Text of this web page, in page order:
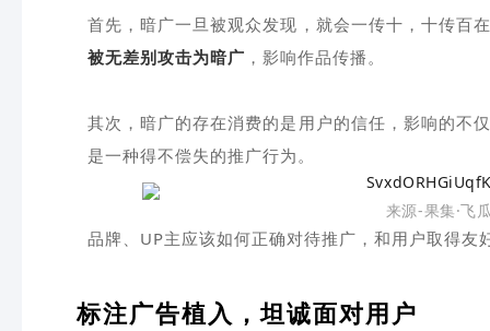
首先，暗广一旦被观众发现，就会一传十，十传百
被无差别攻击为暗广 ，影响作品传播。
其次，暗广的存在消费的是用户的信任，影响的不
是一种得不偿失的推广行为。
来源-果集·飞
品牌、UP主应该如何正确对待推广，和用户取得友
标注广告植入，坦诚面对用户